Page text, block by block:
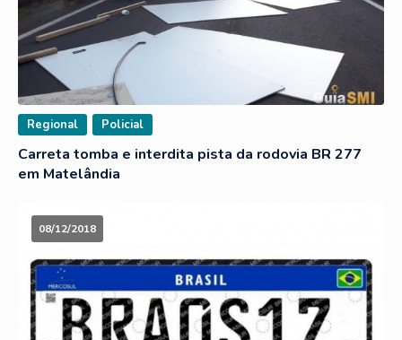
Regional Policial
Carreta tomba e interdita pista da rodovia BR 277
em Matelândia
08/12/2018